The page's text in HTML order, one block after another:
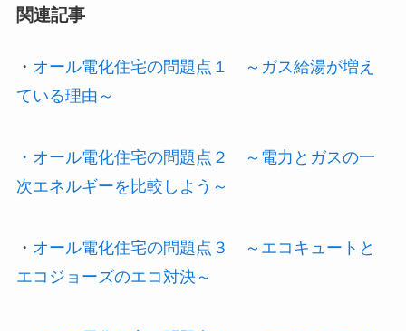
関連記事
・ オール電化住宅の問題点１ ～ガス給湯が増え
ている理由～
・オール電化住宅の問題点２ ～電力とガスの一
次エネルギーを比較しよう～
・ オール電化住宅の問題点３ ～エコキュートと
エコジョーズのエコ対決～